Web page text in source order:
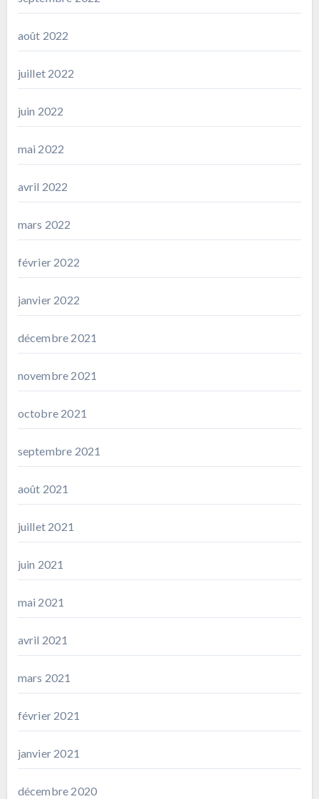
août 2022
juillet 2022
juin 2022
mai 2022
avril 2022
mars 2022
février 2022
janvier 2022
décembre 2021
novembre 2021
octobre 2021
septembre 2021
août 2021
juillet 2021
juin 2021
mai 2021
avril 2021
mars 2021
février 2021
janvier 2021
décembre 2020